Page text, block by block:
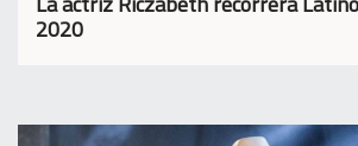
2020